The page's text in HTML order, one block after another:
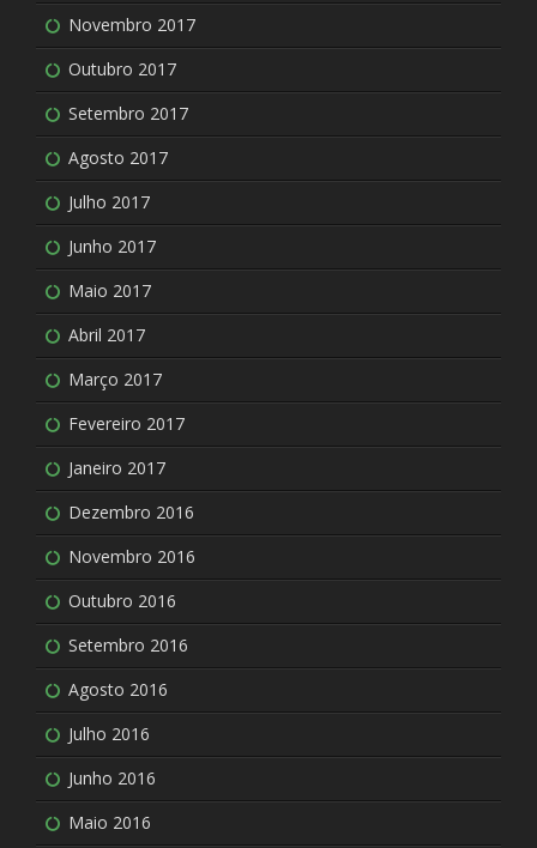
Novembro 2017
Outubro 2017
Setembro 2017
Agosto 2017
Julho 2017
Junho 2017
Maio 2017
Abril 2017
Março 2017
Fevereiro 2017
Janeiro 2017
Dezembro 2016
Novembro 2016
Outubro 2016
Setembro 2016
Agosto 2016
Julho 2016
Junho 2016
Maio 2016